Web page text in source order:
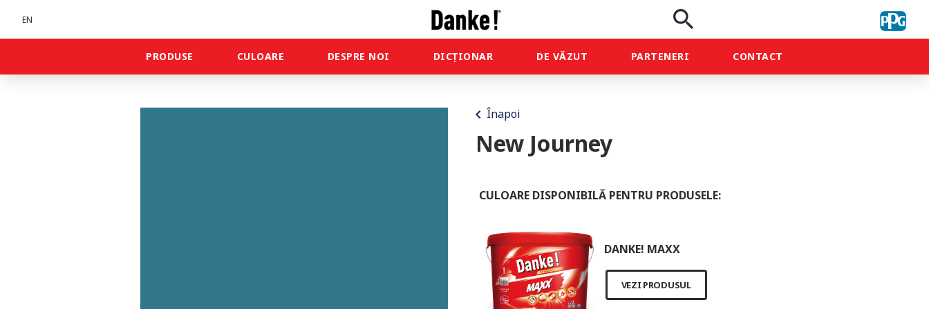
EN search
PRODUSE CULOARE DESPRE NOI DICȚIONAR DE VĂZUT PARTENERI CONTACT
chevron_left Înapoi
New Journey
CULOARE DISPONIBILĂ PENTRU PRODUSELE:
DANKE! MAXX
VEZI PRODUSUL